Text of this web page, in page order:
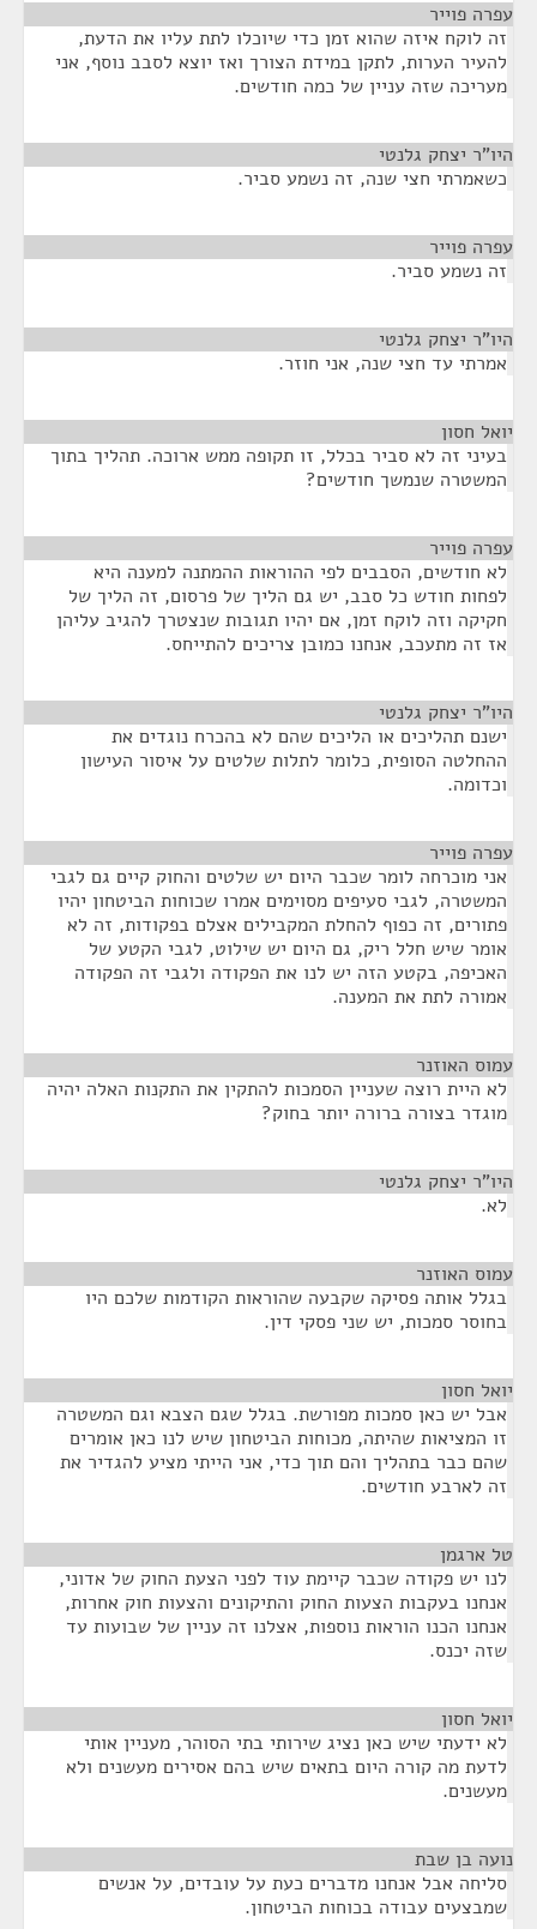
עפרה פוייר
זה לוקח איזה שהוא זמן כדי שיוכלו לתת עליו את הדעת,
להעיר הערות, לתקן במידת הצורך ואז יוצא לסבב נוסף, אני
מעריכה שזה עניין של כמה חודשים.
היו"ר יצחק גלנטי
כשאמרתי חצי שנה, זה נשמע סביר.
עפרה פוייר
זה נשמע סביר.
היו"ר יצחק גלנטי
אמרתי עד חצי שנה, אני חוזר.
יואל חסון
בעיני זה לא סביר בכלל, זו תקופה ממש ארוכה. תהליך בתוך
המשטרה שנמשך חודשים?
עפרה פוייר
לא חודשים, הסבבים לפי ההוראות ההמתנה למענה היא
לפחות חודש כל סבב, יש גם הליך של פרסום, זה הליך של
חקיקה וזה לוקח זמן, אם יהיו תגובות שנצטרך להגיב עליהן
אז זה מתעכב, אנחנו כמובן צריכים להתייחס.
היו"ר יצחק גלנטי
ישנם תהליכים או הליכים שהם לא בהכרח נוגדים את
ההחלטה הסופית, כלומר לתלות שלטים על איסור העישון
וכדומה.
עפרה פוייר
אני מוכרחה לומר שכבר היום יש שלטים והחוק קיים גם לגבי
המשטרה, לגבי סעיפים מסוימים אמרו שכוחות הביטחון יהיו
פתורים, זה כפוף להחלת המקבילים אצלם בפקודות, זה לא
אומר שיש חלל ריק, גם היום יש שילוט, לגבי הקטע של
האכיפה, בקטע הזה יש לנו את הפקודה ולגבי זה הפקודה
אמורה לתת את המענה.
עמוס האוזנר
לא היית רוצה שעניין הסמכות להתקין את התקנות האלה יהיה
מוגדר בצורה ברורה יותר בחוק?
היו"ר יצחק גלנטי
לא.
עמוס האוזנר
בגלל אותה פסיקה שקבעה שהוראות הקודמות שלכם היו
בחוסר סמכות, יש שני פסקי דין.
יואל חסון
אבל יש כאן סמכות מפורשת. בגלל שגם הצבא וגם המשטרה
זו המציאות שהיתה, מכוחות הביטחון שיש לנו כאן אומרים
שהם כבר בתהליך והם תוך כדי, אני הייתי מציע להגדיר את
זה לארבע חודשים.
טל ארגמן
לנו יש פקודה שכבר קיימת עוד לפני הצעת החוק של אדוני,
אנחנו בעקבות הצעות החוק והתיקונים והצעות חוק אחרות,
אנחנו הכנו הוראות נוספות, אצלנו זה עניין של שבועות עד
שזה יכנס.
יואל חסון
לא ידעתי שיש כאן נציג שירותי בתי הסוהר, מעניין אותי
לדעת מה קורה היום בתאים שיש בהם אסירים מעשנים ולא
מעשנים.
נועה בן שבת
סליחה אבל אנחנו מדברים כעת על עובדים, על אנשים
שמבצעים עבודה בכוחות הביטחון.